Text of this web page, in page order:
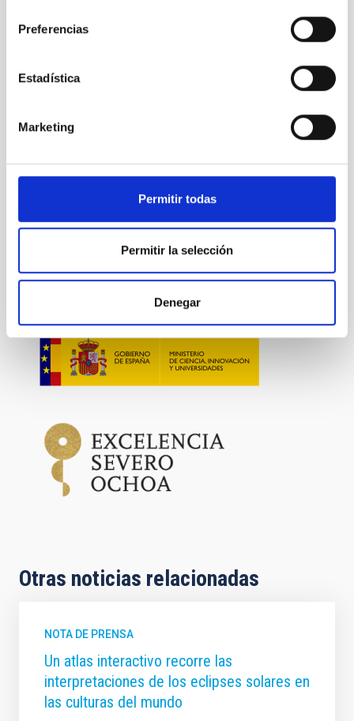
Preferencias
Estadística
Marketing
Permitir todas
Permitir la selección
Denegar
NOTA DE PRENSA
CHARLAS
FORMACIÓN
Público general
Científica/o
La Vía Láctea y el Grupo Local (MWLG)
XXXIV Canary Islands Winter School of Astrophysics
Otras noticias relacionadas
NOTA DE PRENSA
Un atlas interactivo recorre las
interpretaciones de los eclipses solares en
las culturas del mundo